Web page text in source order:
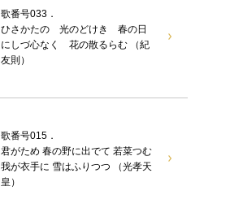
歌番号033．
ひさかたの 光のどけき 春の日
にしづ心なく 花の散るらむ （紀
友則）
歌番号015．
君がため 春の野に出でて 若菜つむ
我が衣手に 雪はふりつつ （光孝天
皇）